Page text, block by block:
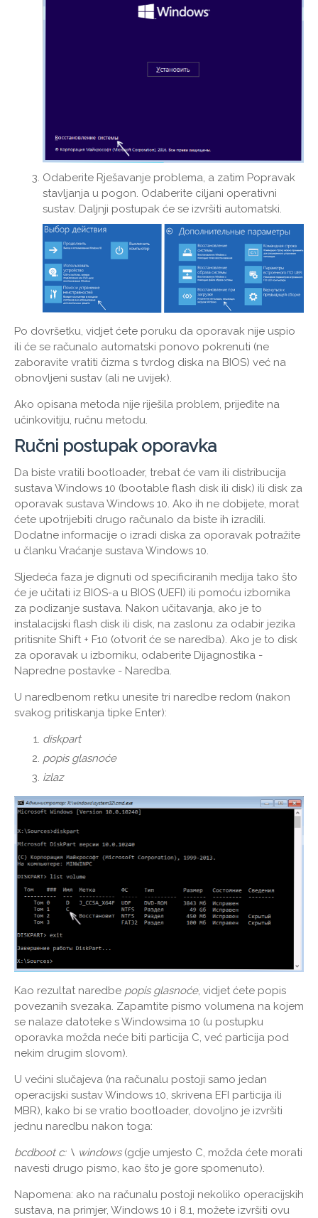
Odaberite Rješavanje problema, a zatim Popravak
stavljanja u pogon. Odaberite ciljani operativni
sustav. Daljnji postupak će se izvršiti automatski.
Po dovršetku, vidjet ćete poruku da oporavak nije uspio
ili će se računalo automatski ponovo pokrenuti (ne
zaboravite vratiti čizma s tvrdog diska na BIOS) već na
obnovljeni sustav (ali ne uvijek).
Ako opisana metoda nije riješila problem, prijeđite na
učinkovitiju, ručnu metodu.
Ručni postupak oporavka
Da biste vratili bootloader, trebat će vam ili distribucija
sustava Windows 10 (bootable flash disk ili disk) ili disk za
oporavak sustava Windows 10. Ako ih ne dobijete, morat
ćete upotrijebiti drugo računalo da biste ih izradili.
Dodatne informacije o izradi diska za oporavak potražite
u članku Vraćanje sustava Windows 10.
Sljedeća faza je dignuti od specificiranih medija tako što
će je učitati iz BIOS-a u BIOS (UEFI) ili pomoću izbornika
za podizanje sustava. Nakon učitavanja, ako je to
instalacijski flash disk ili disk, na zaslonu za odabir jezika
pritisnite Shift + F10 (otvorit će se naredba). Ako je to disk
za oporavak u izborniku, odaberite Dijagnostika -
Napredne postavke - Naredba.
U naredbenom retku unesite tri naredbe redom (nakon
svakog pritiskanja tipke Enter):
diskpart
popis glasnoće
izlaz
Kao rezultat naredbe popis glasnoće, vidjet ćete popis
povezanih svezaka. Zapamtite pismo volumena na kojem
se nalaze datoteke s Windowsima 10 (u postupku
oporavka možda neće biti particija C, već particija pod
nekim drugim slovom).
U većini slučajeva (na računalu postoji samo jedan
operacijski sustav Windows 10, skrivena EFI particija ili
MBR), kako bi se vratio bootloader, dovoljno je izvršiti
jednu naredbu nakon toga:
bcdboot c: \ windows(gdje umjesto C, možda ćete morati
navesti drugo pismo, kao što je gore spomenuto).
Napomena: ako na računalu postoji nekoliko operacijskih
sustava, na primjer, Windows 10 i 8.1, možete izvršiti ovu